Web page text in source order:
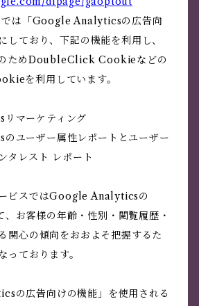
では「Google Analyticsの広告向
しており、下記の機能を利用し、
のためDoubleClick Cookieなどの
を利用しています。
マーケティング
ユーザー属性レポートとユーザー
タレスト レポート
ビスではGoogle Analyticsの
お客様の年齢・性別・閲覧履歴・
関心の傾向をおおよそ把握するた
っております。
の広告向けの機能」を使用される